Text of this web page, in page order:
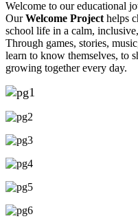
Welcome to our educational
OurWelcome Project helps
school life in a calm,
Through games, stories,
learn to know themselves, to
growing together every day.